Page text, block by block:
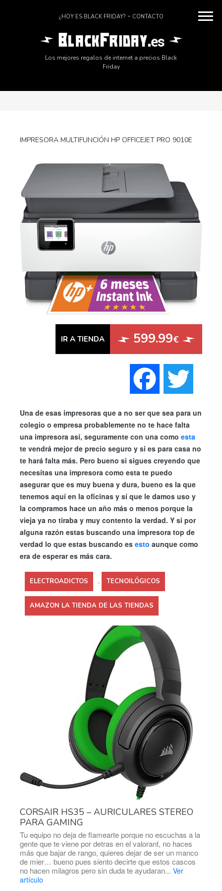
¿HOY ES BLACK FRIDAY? CONTACTO
Los mejores regalos de internet a precios Black
Friday
IMPRESORA MULTIFUNCIÓN HP OFFICEJET PRO 9010E
IR A TIENDA 599.99€
Una de esas impresoras que a no ser que sea para un
colegio o empresa probablemente no te hace falta
una impresora así, seguramente con una como esta
te vendrá mejor de precio seguro y si es para casa no
te hará falta más. Pero bueno si sigues creyendo que
necesitas una impresora como esta te puedo
asegurar que es muy buena y dura, bueno es la que
tenemos aquí en la oficinas y sí que le damos uso y
la compramos hace un año más o menos porque la
vieja ya no tiraba y muy contento la verdad. Y si por
alguna razón estas buscando una impresora top de
verdad lo que estas buscando es esto aunque como
era de esperar es más cara.
ELECTROADICTOS , TECNOILÓGICOS
AMAZON LA TIENDA DE LAS TIENDAS
CORSAIR HS35 – AURICULARES STEREO
PARA GAMING
Tu equipo no deja de flamearte porque no escuchas a la
gente que te viene por detras en el valorant, no haces
más que bajar de rango, quieres dejar de ser un manco
de mier… bueno pues siento decirte que estos cascos
no hacen milagros pero sin duda te ayudaran... Ver
artículo